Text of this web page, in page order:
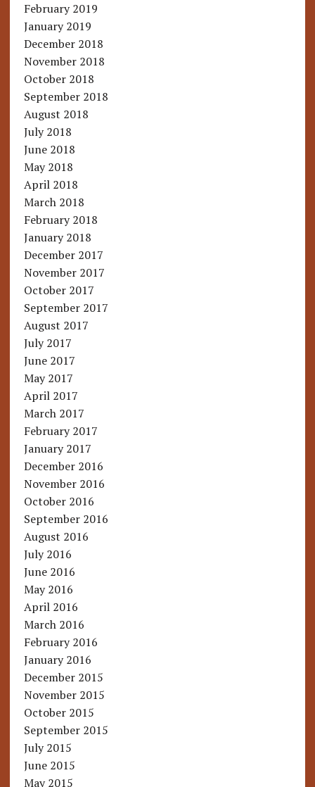
February 2019
January 2019
December 2018
November 2018
October 2018
September 2018
August 2018
July 2018
June 2018
May 2018
April 2018
March 2018
February 2018
January 2018
December 2017
November 2017
October 2017
September 2017
August 2017
July 2017
June 2017
May 2017
April 2017
March 2017
February 2017
January 2017
December 2016
November 2016
October 2016
September 2016
August 2016
July 2016
June 2016
May 2016
April 2016
March 2016
February 2016
January 2016
December 2015
November 2015
October 2015
September 2015
July 2015
June 2015
May 2015